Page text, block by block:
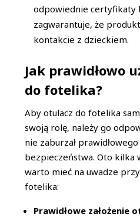
odpowiednie certyfikaty
zagwarantuje, że
kontakcie z dzieckiem.
Jak prawidłowo
do fotelika?
Aby otulacz do fotelika
swoją rolę, należy go
nie zaburzał
bezpieczeństwa. Oto kilka
warto mieć na uwadze
fotelika:
Prawidłowe założenie